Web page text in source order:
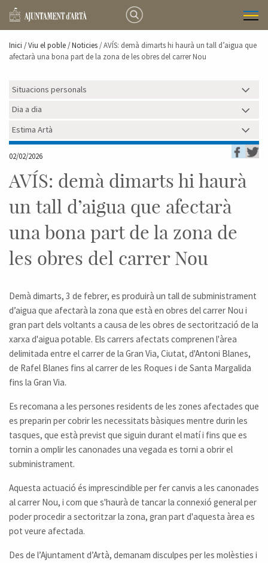
Inici /Viu el poble / Noticies / AVÍS: demà dimarts hi haurà un tall d’aigua que
afectarà una bona part de la zona de les obres del carrer Nou
Situacions personals
Dia a dia
Estima Artà
02/02/2026
AVÍS: demà dimarts hi haurà
un tall d’aigua que afectarà
una bona part de la zona de
les obres del carrer Nou
Demà dimarts, 3 de febrer, es produirà un tall de subministrament
d’aigua que afectarà la zona que està en obres del carrer Nou i
gran part dels voltants a causa de les obres de sectorització de la
xarxa d'aigua potable. Els carrers afectats comprenen l'àrea
delimitada entre el carrer de la Gran Via, Ciutat, d'Antoni Blanes,
de Rafel Blanes fins al carrer de les Roques i de Santa Margalida
fins la Gran Via.
Es recomana a les persones residents de les zones afectades que
es preparin per cobrir les necessitats bàsiques mentre durin les
tasques, que està previst que siguin durant el matí i fins que es
tornin a omplir les canonades una vegada es torni a obrir el
subministrament.
Aquesta actuació és imprescindible per fer canvis a les canonades
al carrer Nou, i com que s'haurà de tancar la connexió general per
poder procedir a sectoritzar la zona, gran part d'aquesta àrea es
pot veure afectada.
Des de l’Ajuntament d’Artà, demanam disculpes per les molèsties i